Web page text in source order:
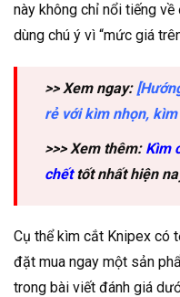
này không chỉ nổi tiếng
dùng chú ý vì “mức giá
>> Xem ngay:
rẻ với kìm nhọn,
>>> Xem thêm: Kìm
chếttốt nhất hiện
Cụ thể kìm cắt Knipex có
đặt mua ngay một sản
trong bài viết đánh giá